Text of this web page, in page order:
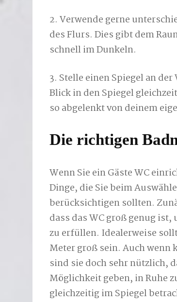
2. Verwende gerne
des Flurs. Dies gibt dem
schnell im Dunkeln.
3. Stelle einen Spiegel an
Blick in den Spiegel
so abgelenkt von deinem
Die richtigen
Wenn Sie ein Gäste WC
Dinge, die Sie beim
berücksichtigen sollten.
dass das WC groß genug
zu erfüllen. Idealerweise
Meter groß sein. Auch wenn
sind sie doch sehr nützlich,
Möglichkeit geben, in Ruhe
gleichzeitig im Spiegel